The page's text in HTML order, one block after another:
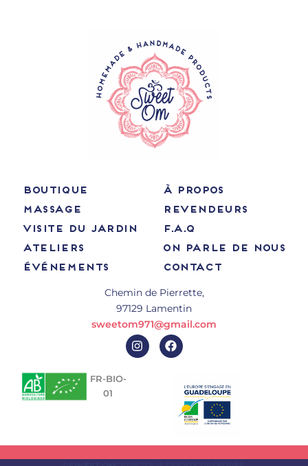
BOUTIQUE
MASSAGE
VISITE DU JARDIN
ATELIERS
ÉVÉNEMENTS
À PROPOS
REVENDEURS
F.A.Q
ON PARLE DE NOUS
CONTACT
Chemin de Pierrette,
97129 Lamentin
sweetom971@gmail.com
I
n
s
F
a
c
FR-BIO-
01